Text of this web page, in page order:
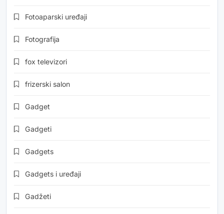
Fotoaparski uređaji
Fotografija
fox televizori
frizerski salon
Gadget
Gadgeti
Gadgets
Gadgets i uređaji
Gadžeti